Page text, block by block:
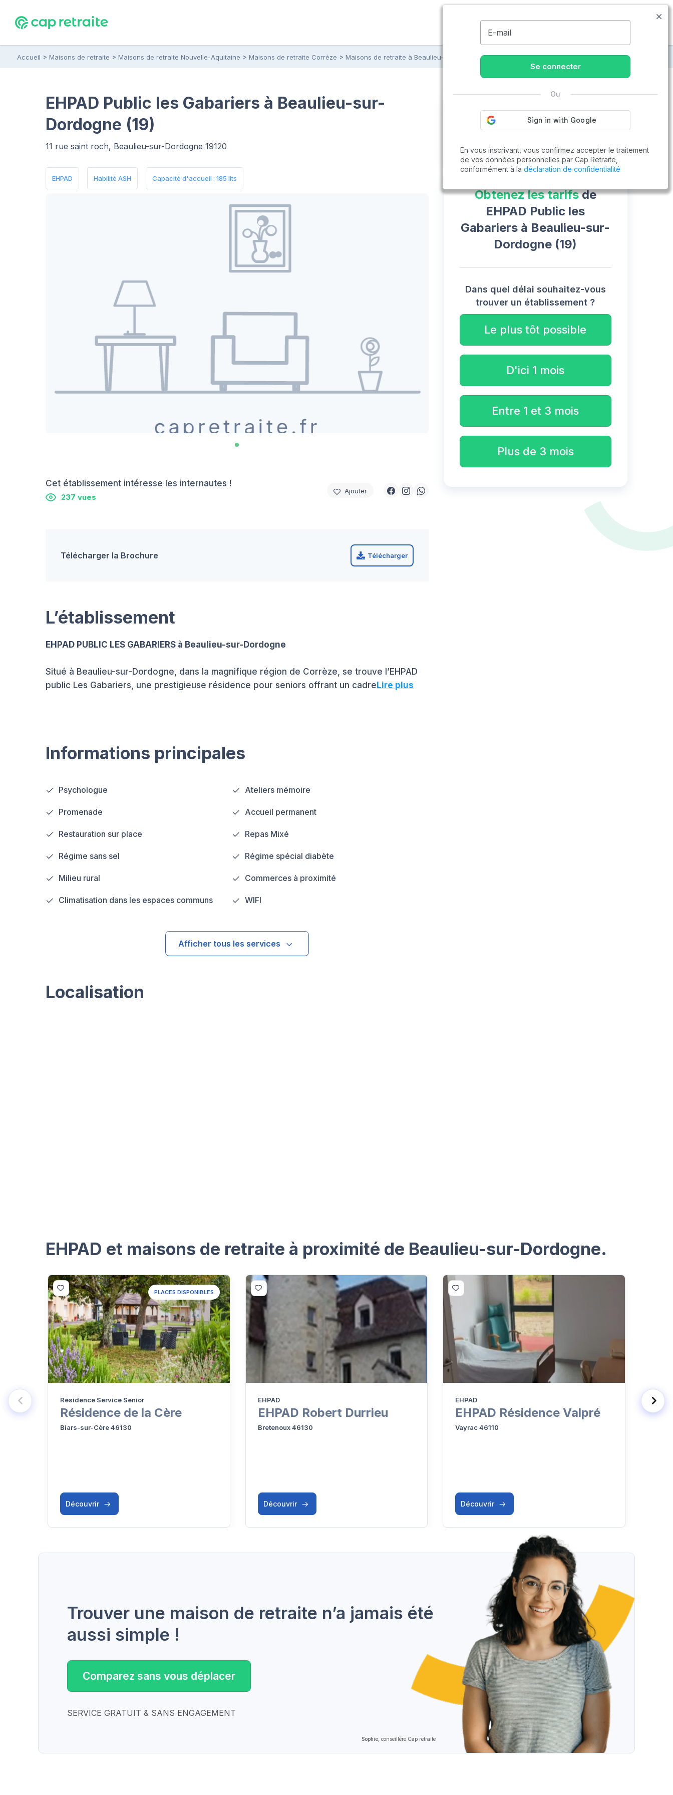
09.74.59.59.57
Accueil Maisons de retraite Maisons de retraite Nouvelle-Aquitaine Maisons de retraite Corrèze Maisons de retraite à Beaulieu-sur-Dordogne EHPAD Public les Gabariers
Cet établissement intéresse les internautes !
237 vues
Ajouter
Télécharger la Brochure Télécharger
EHPAD Public les Gabariers à Beaulieu-sur-
Dordogne (19)
11 rue saint roch, Beaulieu-sur-Dordogne 19120
EHPAD Habilité ASH Capacité d'accueil : 185 lits
L’établissement
EHPAD PUBLIC LES GABARIERS à Beaulieu-sur-Dordogne
Situé à Beaulieu-sur-Dordogne, dans la magnifique région de Corrèze, se trouve l’EHPAD
public Les Gabariers, une prestigieuse résidence pour seniors offrant un cadreLire plus
Informations principales
Psychologue Ateliers mémoire
Promenade Accueil permanent
Restauration sur place Repas Mixé
Régime sans sel Régime spécial diabète
Milieu rural Commerces à proximité
Climatisation dans les espaces communs WIFI
Afficher tous les services
Cap Retraite vous aide à trouver un emploi
Obtenez les tarifsde
EHPAD Public les
Gabariers à Beaulieu-sur-
Dordogne (19)
Dans quel délai souhaitez-vous
trouver un établissement ?
Le plus tôt possible
D'ici 1 mois
Entre 1 et 3 mois
Plus de 3 mois
Localisation
EHPAD et maisons de retraite à proximité de Beaulieu-sur-Dordogne.
PLACES DISPONIBLES
Résidence Service Senior
Résidence de la Cère
Biars-sur-Cère 46130
Découvrir
EHPAD
EHPAD Robert Durrieu
Bretenoux 46130
Découvrir
EHPAD
EHPAD Résidence Valpré
Vayrac 46110
Découvrir
Sophie, conseillère Cap retraite
Trouver une maison de retraite n’a jamais été
aussi simple !
Comparez sans vous déplacer
SERVICE GRATUIT & SANS ENGAGEMENT
E-mail
Se connecter
Ou
En vous inscrivant, vous confirmez accepter le traitement
de vos données personnelles par Cap Retraite,
conformément à la déclaration de confidentialité